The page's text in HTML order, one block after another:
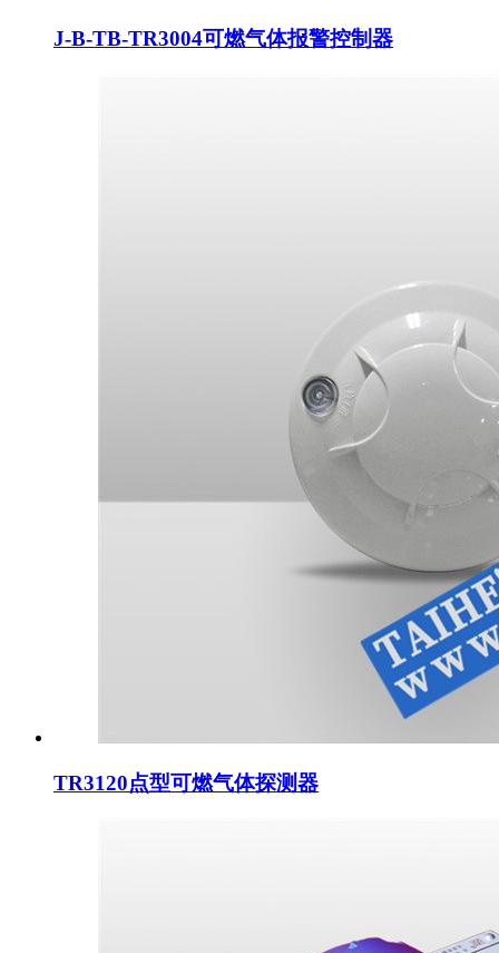
J-B-TB-TR3004可燃气体报警控制器
TR3120点型可燃气体探测器